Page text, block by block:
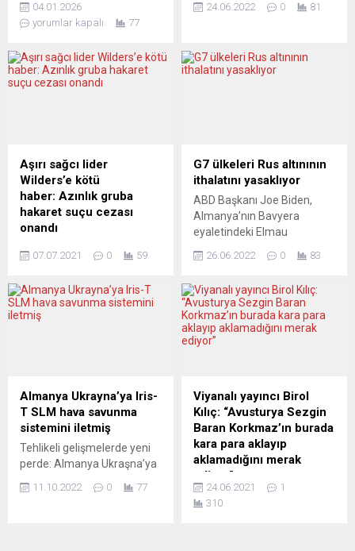
tarihine bir bakalım. 1622
yılını esas alalım: O tarihten
tarihi ilk önce hem ülke
içindeki hem de bölgedeki iç
saldırgan bir devletin, bir
milletin...
04.01.2026
yorumlar kapalı
77
kuşak olan göçmen
maruz kalmasını “kabul
edilemez” olduğunu belirtti.
Göçmen Girişimciler” başlıklı
araştırmada, Almanya’da
göçmenlerin iş kurarken
dezavantaja sahip...
24.06.2022 0 81
Aşırı sağcı lider
Wilders’e kötü
haber: Azınlık gruba
hakaret suçu cezası
onandı
Mahkemesi, aşırı sağcı
Wilders’i ”azınlık gruba
hakaret etmekten” suçlu
Wilders’e Eylül 2020’de
Lahey Temyiz Mahkemesi
tarafından verilen “hakaret
suçu” cezasının onandığı
belirtildi. Bu karar ile Mart
2014’te Faslılar hakkında
yaptığı açıklamalarda ötürü
07.07.2021 0 59
G7 ülkeleri Rus altınının
ithalatını yasaklıyor
ABD Başkanı Joe Biden,
Almanya’nın Bavyera
eyaletindeki Elmau
Liderler Zirvesi’nde Rusya-
Rusya’dan altın ithalatını
yasaklayacağını duyurdu.
ABD Başkanı Biden, Twitter
hesabı üzerinden yaptığı
savaşın finansmanını
engellemek için Rusya
Devlet Başkanı Vladimir
Putin’in önüne benzeri
görülmemiş maliyetler
koyduğunu belirtti. Biden,
“G7’de (ABD,...
26.06.2022 0 83
Almanya Ukrayna’ya Iris-
T SLM hava savunma
sistemini iletmiş
Tehlikeli gelişmelerde yeni
perde: Almanya Ukraşna’ya
başladı. Federal
11.10.2022 0 77
Viyanalı yayıncı Birol
Kılıç: “Avusturya Sezgin
Baran Korkmaz’ın burada
kara para aklayıp
aklamadığını merak
ediyor”
Sezgin Baran Korkmaz’ın
iadesinin “ABD’ye mi
24.06.2021
1
310